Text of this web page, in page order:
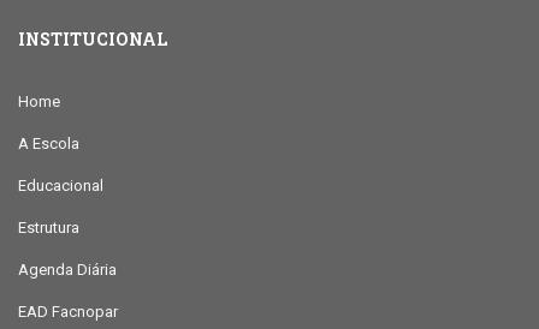
INSTITUCIONAL
Home
A Escola
Educacional
Estrutura
Agenda Diária
EAD Facnopar